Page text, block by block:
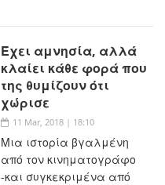
Έχει αμνησία, αλλά
κλαίει κάθε φορά που
της θυμίζουν ότι
χώρισε
11 Mar, 2018 | 18:10
Μια ιστορία βγαλμένη
από τον κινηματογράφο
-και συγκεκριμένα από